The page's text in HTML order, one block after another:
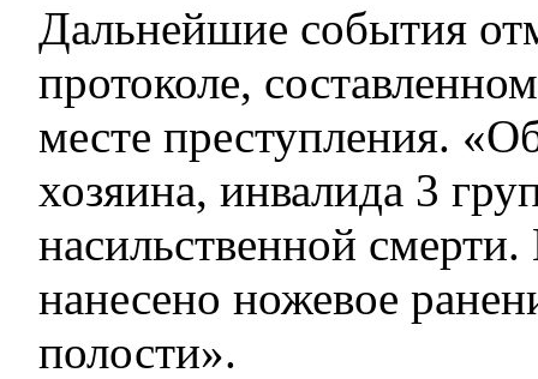
Дальнейшие события
протоколе,
месте преступления.
хозяина, инвалида 3
насильственной
нанесено ножевое
полости».